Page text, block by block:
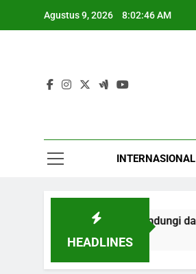
Agustus 9, 2026 8:02:47 AM
INTERNASIONAL
HEADLINES
Tak Mampu Lindungi dari China